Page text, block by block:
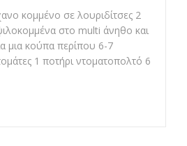
κομμένο σε λουριδίτσες 2
στο multi άνηθο και
μια κούπα περίπου 6-7
1 ποτήρι ντοματοπολτό 6